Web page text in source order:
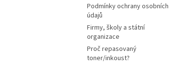
Podmínky ochrany osobních
údajů
Firmy, školy a státní
organizace
Proč repasovaný
toner/inkoust?